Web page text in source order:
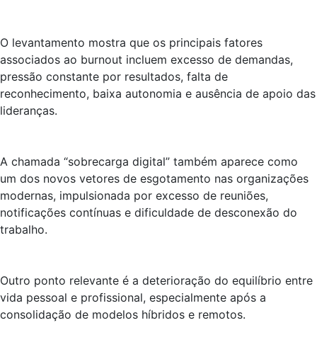
O levantamento mostra que os principais fatores
associados ao burnout incluem excesso de demandas,
pressão constante por resultados, falta de
reconhecimento, baixa autonomia e ausência de apoio das
lideranças.
A chamada “sobrecarga digital” também aparece como
um dos novos vetores de esgotamento nas organizações
modernas, impulsionada por excesso de reuniões,
notificações contínuas e dificuldade de desconexão do
trabalho.
Outro ponto relevante é a deterioração do equilíbrio entre
vida pessoal e profissional, especialmente após a
consolidação de modelos híbridos e remotos.